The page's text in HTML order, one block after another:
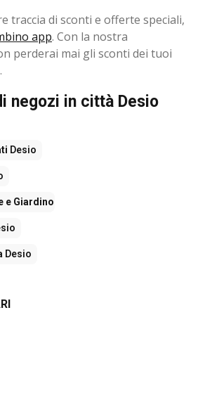
traccia di sconti e offerte speciali,
app. Con la nostra
perderai mai gli sconti dei tuoi
negozi in città Desio
Desio
e Giardino
Desio